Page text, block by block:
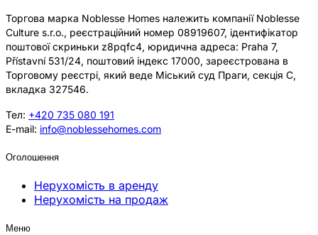
Торгова марка Noblesse Homes належить компанії Noblesse
Culture s.r.o., реєстраційний номер 08919607, ідентифікатор
поштової скриньки z8pqfc4, юридична адреса: Praha 7,
Přístavní 531/24, поштовий індекс 17000, зареєстрована в
Торговому реєстрі, який веде Міський суд Праги, секція C,
вкладка 327546.
Тел: +420 735 080 191
E-mail: info@noblessehomes.com
Оголошення
Нерухомість в аренду
Нерухомість на продаж
Меню